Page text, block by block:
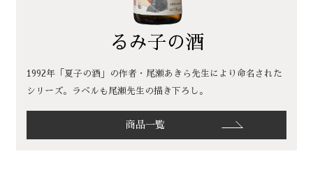
るみ子の酒
1992年「夏子の酒」の作者・尾瀬あきら先生により命名された
シリーズ。ラベルも尾瀬先生の描き下ろし。
商品一覧